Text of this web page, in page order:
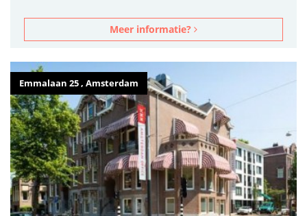
Meer informatie?
Emmalaan 25 , Amsterdam